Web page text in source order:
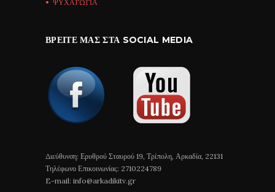
ΨΥΧΑΓΩΓΙΑ
ΒΡΕΊΤΕ ΜΑΣ ΣΤΑ SOCIAL MEDIA
Διεύθυνση: Ερυθρού Σταυρού 19, Τρίπολη, Αρκαδία, 22131
Τηλέφωνο Επικοινωνίας: 2710224789
E-mail: info@arkadikitv.gr